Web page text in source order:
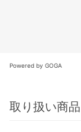
Powered by GOGA
取り扱い商品